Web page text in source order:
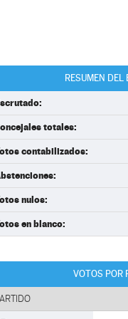
RESUMEN DEL
totales:
contabilizados:
nulos:
en blanco:
VOTOS POR